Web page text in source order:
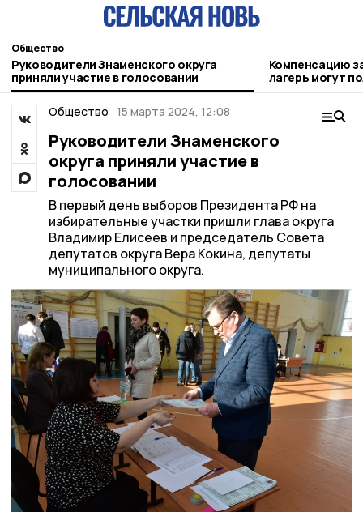
Общество
Руководители Знаменского округа
приняли участие в голосовании
Компенсацию
лагерь могут
родители
Общество 15 марта 2024, 12:08
Руководители Знаменского
округа приняли участие в
голосовании
В первый день выборов Президента РФ на
избирательные участки пришли глава округа
Владимир Елисеев и председатель Совета
депутатов округа Вера Кокина, депутаты
муниципального округа.